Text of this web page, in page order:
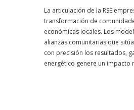
La articulación de la RSE
transformación de
económicas locales. Los
alianzas comunitarias que
con precisión los resultados,
energético genere un impacto